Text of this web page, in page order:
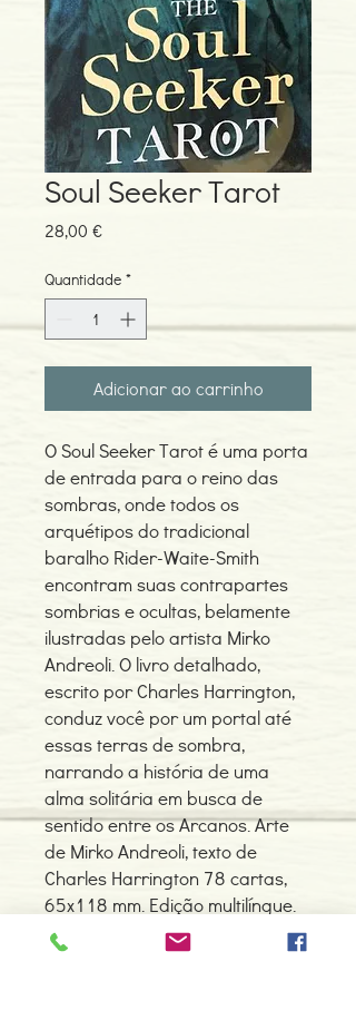
Soul Seeker Tarot
28,00 €Preço
Quantidade *
Adicionar ao carrinho
O Soul Seeker Tarot é uma porta
de entrada para o reino das
sombras, onde todos os
arquétipos do tradicional
baralho Rider-Waite-Smith
encontram suas contrapartes
sombrias e ocultas, belamente
ilustradas pelo artista Mirko
Andreoli. O livro detalhado,
escrito por Charles Harrington,
conduz você por um portal até
essas terras de sombra,
narrando a história de uma
alma solitária em busca de
sentido entre os Arcanos. Arte
de Mirko Andreoli, texto de
Charles Harrington 78 cartas,
65x118 mm. Edição multilíngue.